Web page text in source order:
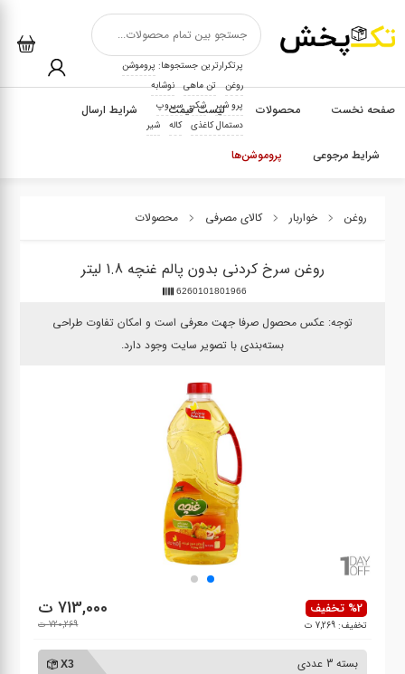
پرتکرارترین جستجوها: پروموشن
روغن
تن ماهی
نوشابه
پرو شیر
شکر
سیروپ
دستمال کاغذی
کاله شیر
صفحه نخست محصولات لیست قیمت شرایط ارسال
شرایط مرجوعی پروموشن‌ها
محصولات کالای مصرفی خواربار روغن
روغن سرخ کردنی بدون پالم غنچه 1.8 لیتر
6260101801966
توجه: عکس محصول صرفا جهت معرفی است و امکان تفاوت طراحی
بسته‌بندی با تصویر سایت وجود دارد.
%2 تخفیف
تخفیف: 7,269 ت
713,000 ت
720,269 ت
X3 بسته 3 عددی